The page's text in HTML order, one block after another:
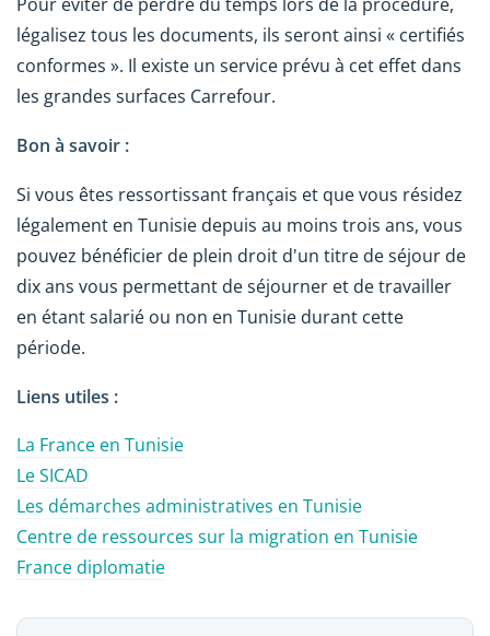
légalisez tous les documents, ils seront ainsi « certifiés
conformes ». Il existe un service prévu à cet effet dans
les grandes surfaces Carrefour.
Bon à savoir :
Si vous êtes ressortissant français et que vous résidez
légalement en Tunisie depuis au moins trois ans, vous
pouvez bénéficier de plein droit d'un titre de séjour de
dix ans vous permettant de séjourner et de travailler
en étant salarié ou non en Tunisie durant cette
période.
Liens utiles :
La France en Tunisie
Le SICAD
Les démarches administratives en Tunisie
Centre de ressources sur la migration en Tunisie
France diplomatie